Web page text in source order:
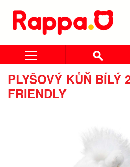
PLYŠOVÝ KŮŇ BÍLÝ
FRIENDLY